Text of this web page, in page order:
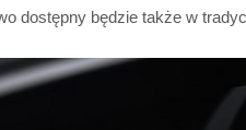
dostępny będzie także w